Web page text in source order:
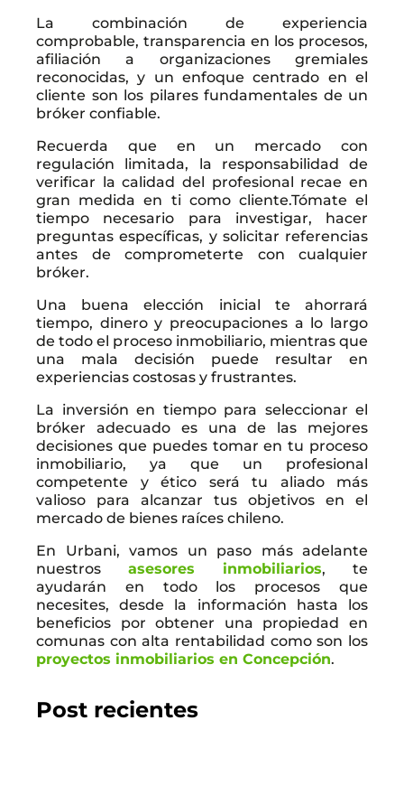
La combinación de experiencia
comprobable, transparencia en los procesos,
afiliación a organizaciones gremiales
reconocidas, y un enfoque centrado en el
cliente son los pilares fundamentales de un
bróker confiable.
Recuerda que en un mercado con
regulación limitada, la responsabilidad de
verificar la calidad del profesional recae en
gran medida en ti como cliente.Tómate el
tiempo necesario para investigar, hacer
preguntas específicas, y solicitar referencias
antes de comprometerte con cualquier
bróker.
Una buena elección inicial te ahorrará
tiempo, dinero y preocupaciones a lo largo
de todo el proceso inmobiliario, mientras que
una mala decisión puede resultar en
experiencias costosas y frustrantes.
La inversión en tiempo para seleccionar el
bróker adecuado es una de las mejores
decisiones que puedes tomar en tu proceso
inmobiliario, ya que un profesional
competente y ético será tu aliado más
valioso para alcanzar tus objetivos en el
mercado de bienes raíces chileno.
En Urbani, vamos un paso más adelante
nuestros asesores inmobiliarios, te
ayudarán en todo los procesos que
necesites, desde la información hasta los
beneficios por obtener una propiedad en
comunas con alta rentabilidad como son los
proyectos inmobiliarios en Concepción.
Post recientes